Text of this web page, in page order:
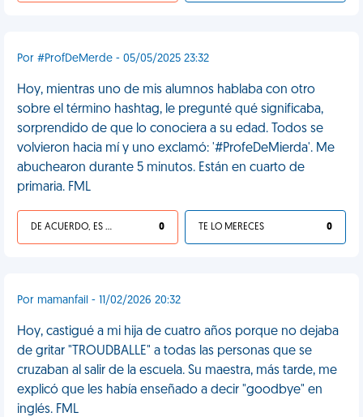
Por #ProfDeMerde - 05/05/2025 23:32
Hoy, mientras uno de mis alumnos hablaba con otro
sobre el término hashtag, le pregunté qué significaba,
sorprendido de que lo conociera a su edad. Todos se
volvieron hacia mí y uno exclamó: '#ProfeDeMierda'. Me
abuchearon durante 5 minutos. Están en cuarto de
primaria. FML
DE ACUERDO, ES UNA VIDA HP 0 TE LO MERECES 0
Por mamanfail - 11/02/2026 20:32
Hoy, castigué a mi hija de cuatro años porque no dejaba
de gritar "TROUDBALLE" a todas las personas que se
cruzaban al salir de la escuela. Su maestra, más tarde, me
explicó que les había enseñado a decir "goodbye" en
inglés. FML